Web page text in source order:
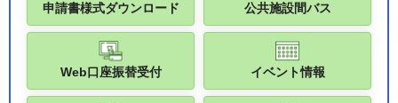
申請書様式ダウンロード 公共施設間バス
Web口座振替受付 イベント情報